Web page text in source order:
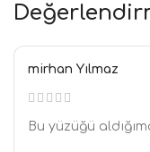
mirhan Yılmaz
Bu yüzüğü